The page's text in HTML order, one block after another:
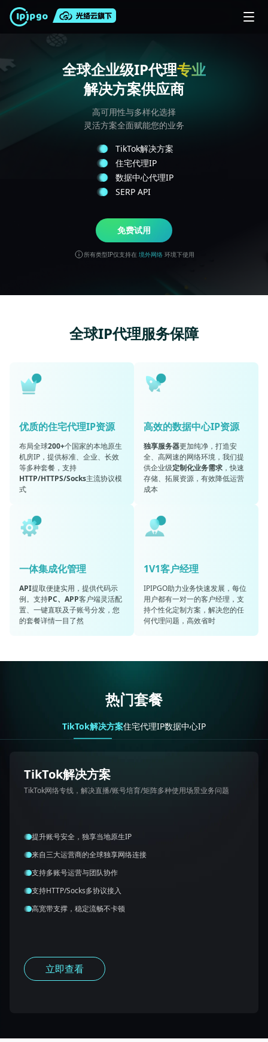
全球企业级IP代理
解决方案供应商
高可用性与多样化选择
灵活方案全面赋能您的业务
TikTok解决方案
住宅代理IP
数据中心代理IP
SERP API
免费试用
所有类型IP仅支持在 境外网络环境下使用
全球IP代理服务保障
优质的住宅代理IP资源
布局全球200+个国家的本地原生
机房IP，提供标准、企业、长效
等多种套餐，支持
HTTP/HTTPS/Socks主流协议模
式
高效的数据中心IP资源
独享服务器更加纯净，打造安
全、高网速的网络环境，我们提
供企业级定制化业务需求 ，快速
存储、拓展资源，有效降低运营
成本
一体集成化管理
API提取便捷实用，提供代码示
例。支持PC、APP客户端灵活配
置、一键直联及子账号分发，您
的套餐详情一目了然
1V1客户经理
IPIPGO助力业务快速发展，每位
用户都有一对一的客户经理，支
持个性化定制方案，解决您的任
何代理问题，高效省时
热门套餐
TikTok解决方案住宅代理IP数据中心IP
TikTok解决方案
TikTok网络专线，解决直播/账号培育/矩阵多种使用场景业务问题
提升账号安全，独享当地原生IP
来自三大运营商的全球独享网络连接
支持多账号运营与团队协作
支持HTTP/Socks多协议接入
高宽带支撑，稳定流畅不卡顿
立即查看
IP数量计费
静态数据中心
35元/IP 月起
200万+纯净IP资源池
超低延迟无限并发请求
保持99.9%IP运行稳定性
7*24小时专业技术支持
立即了解